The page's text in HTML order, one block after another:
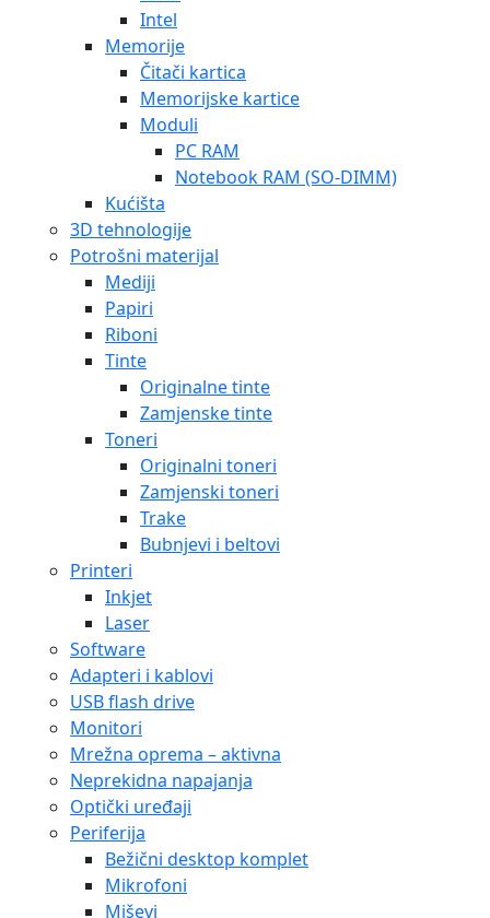
Intel
Memorije
Čitači kartica
Memorijske kartice
Moduli
PC RAM
Notebook RAM (SO-DIMM)
Kućišta
3D tehnologije
Potrošni materijal
Mediji
Papiri
Riboni
Tinte
Originalne tinte
Zamjenske tinte
Toneri
Originalni toneri
Zamjenski toneri
Trake
Bubnjevi i beltovi
Printeri
Inkjet
Laser
Software
Adapteri i kablovi
USB flash drive
Monitori
Mrežna oprema – aktivna
Neprekidna napajanja
Optički uređaji
Periferija
Bežični desktop komplet
Mikrofoni
Miševi